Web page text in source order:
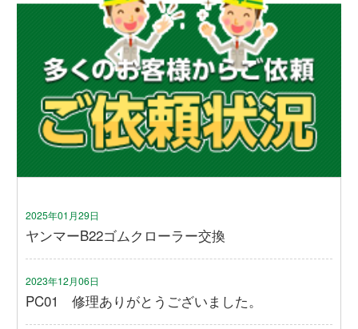
2025年01月29日
ヤンマーB22ゴムクローラー交換
2023年12月06日
PC01 修理ありがとうございました。